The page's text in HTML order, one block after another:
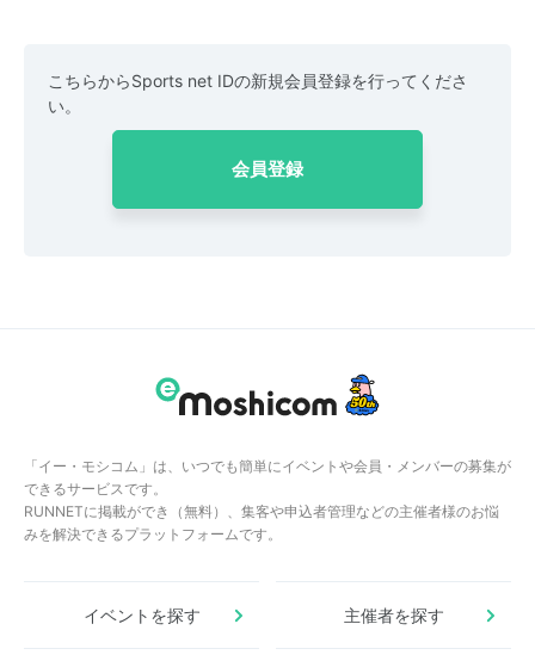
こちらからSports net IDの新規会員登録を行ってくださ
い。
会員登録
「イー・モシコム」は、いつでも簡単にイベントや会員・メンバーの募集が
できるサービスです。
RUNNETに掲載ができ（無料）、集客や申込者管理などの主催者様のお悩
みを解決できるプラットフォームです。
イベントを探す 主催者を探す